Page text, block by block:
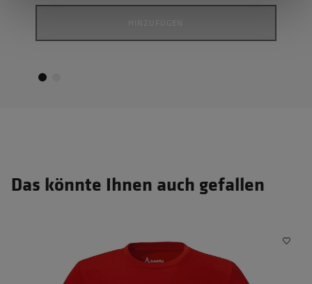
HINZUFÜGEN
Das könnte Ihnen auch gefallen